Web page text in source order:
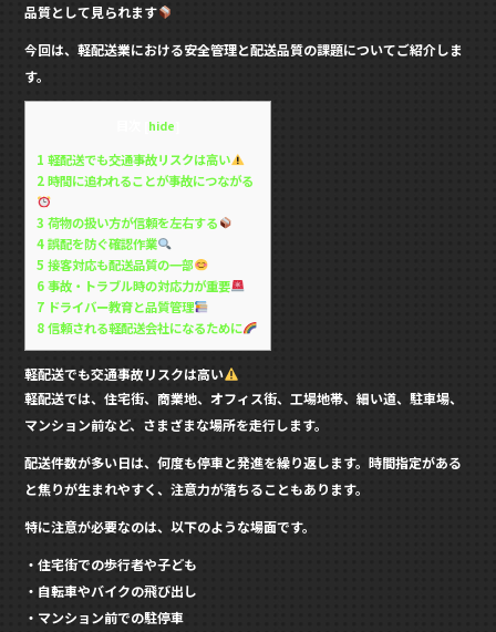
品質として見られます
今回は、軽配送業における安全管理と配送品質の課題についてご紹介しま
す。
hide
1 軽配送でも交通事故リスクは高い
2時間に追われることが事故につながる
3 荷物の扱い方が信頼を左右する
4誤配を防ぐ確認作業
5 接客対応も配送品質の一部
6事故・トラブル時の対応力が重要
7 ドライバー教育と品質管理
8信頼される軽配送会社になるために
軽配送でも交通事故リスクは高い
軽配送では、住宅街、商業地、オフィス街、工場地帯、細い道、駐車場、
マンション前など、さまざまな場所を走行します。
配送件数が多い日は、何度も停車と発進を繰り返します。時間指定がある
と焦りが生まれやすく、注意力が落ちることもあります。
特に注意が必要なのは、以下のような場面です。
・住宅街での歩行者や子ども
・自転車やバイクの飛び出し
・マンション前での駐停車